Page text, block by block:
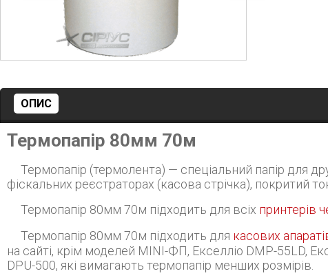
ОПИС
Термопапір 80мм 70м
Термопапір (термолента) — спеціальний папір для друку на принтерах чеків, касових апаратах і
фіскальних реєстраторах (касова стрічка), покритий
Термопапір 80мм 70м підходить для всіх принтерів
Термопапір 80мм 70м підходить для касових
на сайті, крім моделей MINI-ФП, Екселліо DMP-55LD,
DPU-500, які вимагають термопапір менших розмірів.